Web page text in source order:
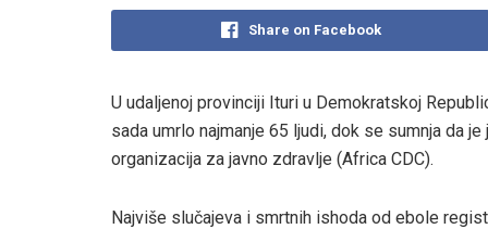
Share on Facebook
U udaljenoj provinciji Ituri u Demokratskoj
sada umrlo najmanje 65 ljudi, dok se sumnja da
organizacija za javno zdravlje (Africa CDC).
Najviše slučajeva i smrtnih ishoda od ebole